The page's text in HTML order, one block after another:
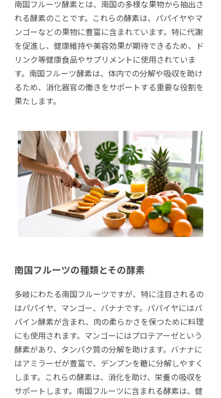
南国フルーツ酵素とは、南国の多様な果物から抽出さ
れる酵素のことです。これらの酵素は、パパイヤやマ
ンゴーなどの果物に豊富に含まれています。特に代謝
を促進し、健康維持や美容効果が期待できるため、ド
リンク等健康食品やサプリメントに使用されていま
す。南国フルーツ酵素は、体内での分解や吸収を助け
るため、消化器官の働きをサポートする重要な役割を
果たします。
南国フルーツの種類とその酵素
多岐にわたる南国フルーツですが、特に注目されるの
はパパイヤ、マンゴー、バナナです。パパイヤにはパ
パイン酵素が含まれ、肉の柔らかさを保つために料理
にも使用されます。マンゴーにはプロテアーゼという
酵素があり、タンパク質の分解を助けます。バナナに
はアミラーゼが豊富で、デンプンを糖に分解しやすく
します。これらの酵素は、消化を助け、栄養の吸収を
サポートします。南国フルーツに含まれる酵素は、健